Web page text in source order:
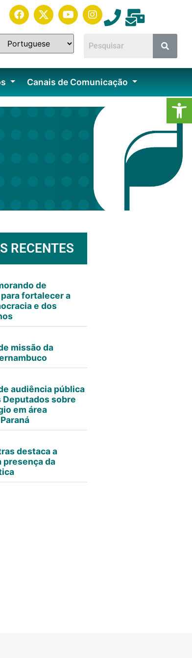
Canais de Comunicação
RECENTES
de
fortalecer a
e dos
missão da
audiência pública
Deputados sobre
em área
destaca a
presença da